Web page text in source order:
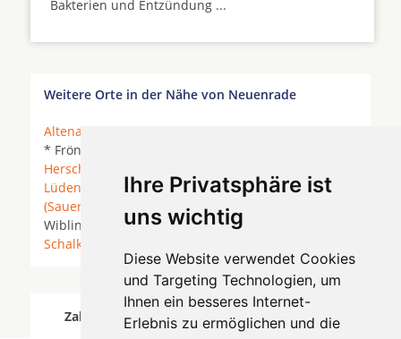
Ihre Privatsphäre ist
uns wichtig
Diese Website verwendet Cookies
und Targeting Technologien, um
Ihnen ein besseres Internet-
Erlebnis zu ermöglichen und die
Bakterien und Entzündung ...
Weitere Orte in der Nähe von Neuenrade
Altena
* Fröndenberg/Ruhr * Hagen * Halver *
Herscheid
Lüdenscheid
* Meinerzhagen *Menden
(Sauerland)
Nachrodt-Wiblingwerd
Wiblingwerde * Neuenrade *Plettenberg
Schalksmühle
Zahnärzte für Zahnimplantete in Neuenrade
wurde am 06 August 2026 aktualisiert.